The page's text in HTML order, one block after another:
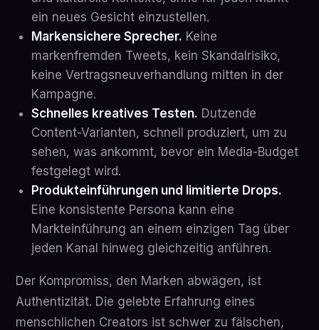
ein neues Gesicht einzustellen.
Markensichere Sprecher. Keine
markenfremden Tweets, kein Skandalrisiko,
keine Vertragsneuverhandlung mitten in der
Kampagne.
Schnelles kreatives Testen. Dutzende
Content-Varianten, schnell produziert, um zu
sehen, was ankommt, bevor ein Media-Budget
festgelegt wird.
Produkteinführungen und limitierte Drops.
Eine konsistente Persona kann eine
Markteinführung an einem einzigen Tag über
jeden Kanal hinweg gleichzeitig anführen.
Der Kompromiss, den Marken abwägen, ist
Authentizität. Die gelebte Erfahrung eines
menschlichen Creators ist schwer zu fälschen,